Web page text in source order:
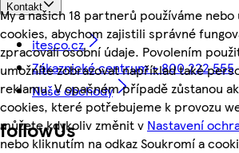
My a našich 18 partnerů používáme
cookies, abychom zajistili správné
zpracovali osobní údaje. Povolením
umožníte zobrazovat například také
reklamu. V opačném případě zůstanou
cookies, které potřebujeme k provozu
můžete kdykoliv změnit v Nastavení
nebo kliknutím na odkaz Soukromí a
Kontakt
itesco.cz
Zákaznické centrum - 800 222 555
Naše obchody
followUs